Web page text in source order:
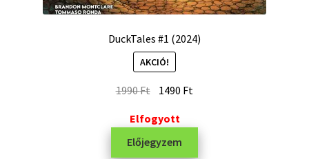
DuckTales #1 (2024)
AKCIÓ!
1990Ft 1490 Ft
Elfogyott
Előjegyzem